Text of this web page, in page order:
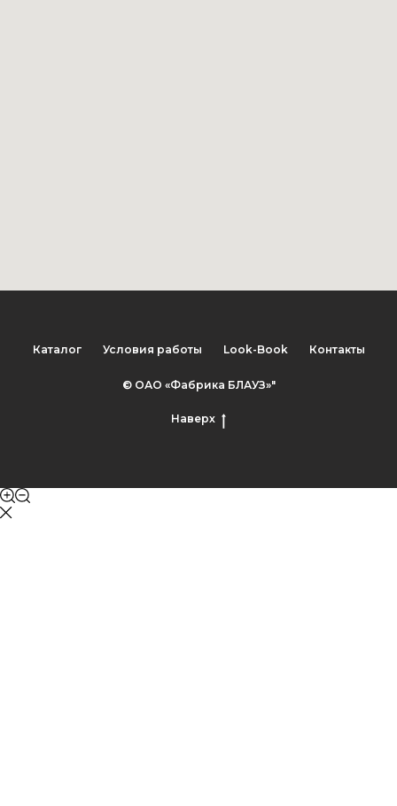
Каталог Условия работы Look-Book Контакты
© ОАО «Фабрика БЛАУЗ»"
Наверх